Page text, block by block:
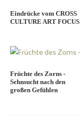
Eindrücke vom CROSS
CULTURE ART FOCUS
Früchte des Zorns -
Sehnsucht nach den
großen Gefühlen